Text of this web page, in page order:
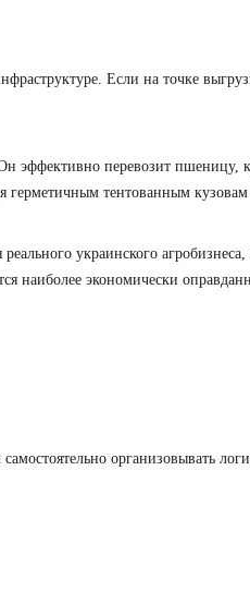
Если на точке
эффективно перевозит пшеницу,
герметичным тентованным
украинского агробизнеса,
наиболее экономически
организовывать